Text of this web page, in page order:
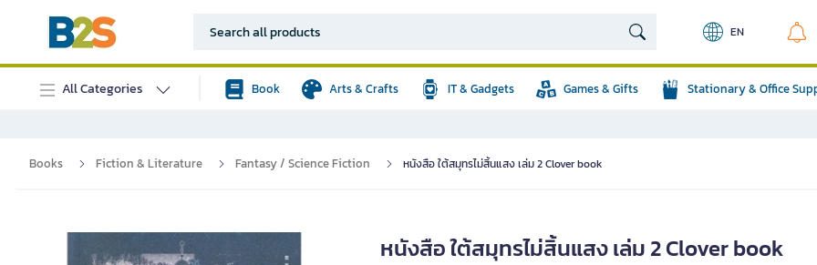
EN
All Categories Book Arts & Crafts IT & Gadgets Games & Gifts Stationary & Office
Books Fiction & Literature Fantasy / Science Fiction หนังสือ ใต้สมุทรไม่สิ้นแสง เล่ม 2 Clover book
หนังสือ ใต้สมุทรไม่สิ้นแสง เล่ม 2 Clover book